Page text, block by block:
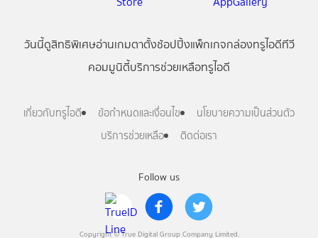
Follow us
Copyright © True Digital Group Company Limited.
วันนี้ดูสิทธิพิเศษอ่านเกมตาตั้งช้อปปิ้งแพ็กเกจกล่องทรูไอดีทีวี
คอมมูนิตี้บริการช่วยเหลือทรูไอดี
เกี่ยวกับทรูไอดี ข้อกำหนดและเงื่อนไข
นโยบายความเป็นส่วนตัว
บริการช่วยเหลือ
ติดต่อเรา